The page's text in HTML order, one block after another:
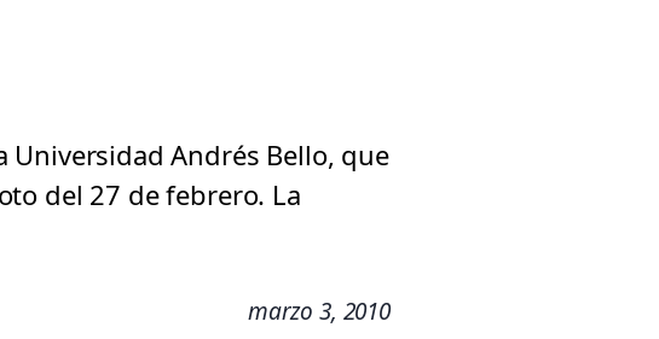
Universidad Andrés Bello, que
del 27 de febrero. La
marzo 3, 2010